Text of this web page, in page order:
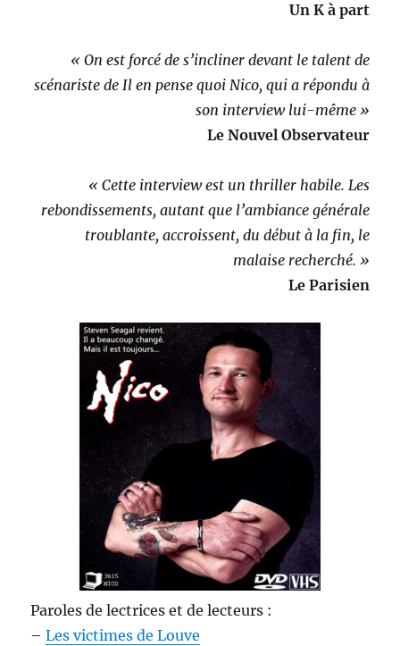
Un K à part
« On est forcé de s’incliner devant le talent de
scénariste de Il en pense quoi Nico, qui a répondu à
son interview lui-même »
Le Nouvel Observateur
« Cette interview est un thriller habile. Les
rebondissements, autant que l’ambiance générale
troublante, accroissent, du début à la fin, le
malaise recherché. »
Le Parisien
Paroles de lectrices et de lecteurs :
–Les victimes de Louve